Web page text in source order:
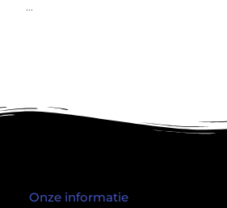
...
Onze informatie